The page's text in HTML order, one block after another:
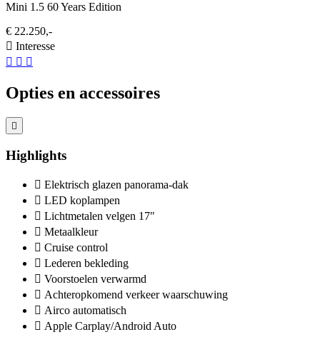
Mini 1.5 60 Years Edition
€ 22.250,-
Interesse
Opties en accessoires
Highlights
Elektrisch glazen panorama-dak
LED koplampen
Lichtmetalen velgen 17"
Metaalkleur
Cruise control
Lederen bekleding
Voorstoelen verwarmd
Achteropkomend verkeer waarschuwing
Airco automatisch
Apple Carplay/Android Auto